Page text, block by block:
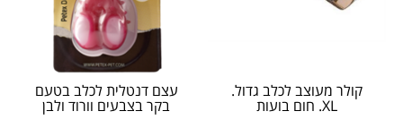
קולר מעוצב לכלב גדול.
XL. חום בועות
עצם דנטלית לכלב בטעם
בקר בצבעים וורוד ולבן